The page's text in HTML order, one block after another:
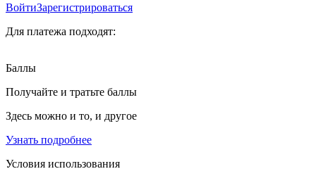
ВойтиЗарегистрироваться
Для платежа подходят:
Баллы
Получайте и тратьте баллы
Здесь можно и то, и другое
Узнать подробнее
Условия использования